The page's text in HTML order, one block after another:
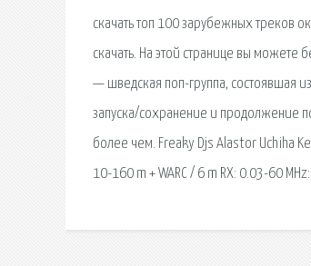
скачать топ 100 зарубежных треков
скачать. На этой странице вы можете
— шведская поп-группа, состоявшая
запуска/сохранение и продолжение
более чем. Freaky Djs Alastor Uchiha
10-160 m + WARC / 6 m RX: 0.03-60